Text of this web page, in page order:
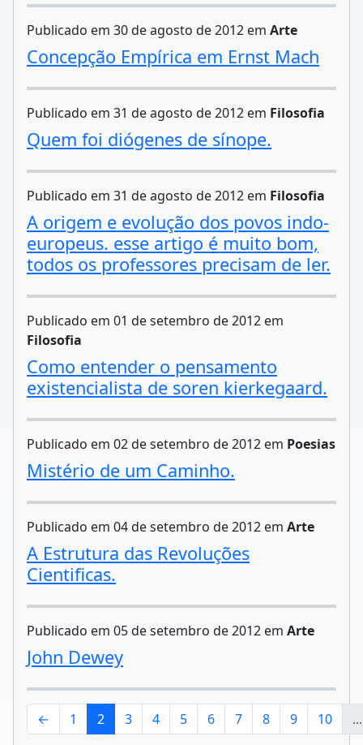
Publicado em 30 de agosto de 2012 em Arte
Concepção Empírica em Ernst Mach
Publicado em 31 de agosto de 2012 em Filosofia
Quem foi diógenes de sínope.
Publicado em 31 de agosto de 2012 em Filosofia
A origem e evolução dos povos indo-
europeus. esse artigo é muito bom,
todos os professores precisam de ler.
Publicado em 01 de setembro de 2012 em
Filosofia
Como entender o pensamento
existencialista de soren kierkegaard.
Publicado em 02 de setembro de 2012 em Poesias
Mistério de um Caminho.
Publicado em 04 de setembro de 2012 em Arte
A Estrutura das Revoluções
Cientificas.
Publicado em 05 de setembro de 2012 em Arte
John Dewey
← 1 2 3 4 5 6 7 8 9 10 ...